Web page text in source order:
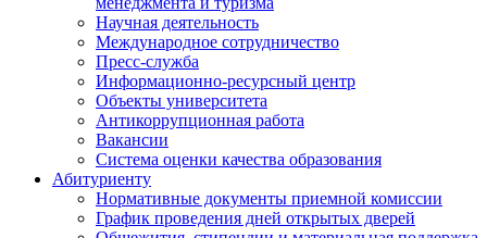
Научная деятельность
Международное сотрудничество
Пресс-служба
Информационно-ресурсный центр
Объекты университета
Антикоррупционная работа
Вакансии
Система оценки качества образования
Абитуриенту
Нормативные документы приемной комиссии
График проведения дней открытых дверей